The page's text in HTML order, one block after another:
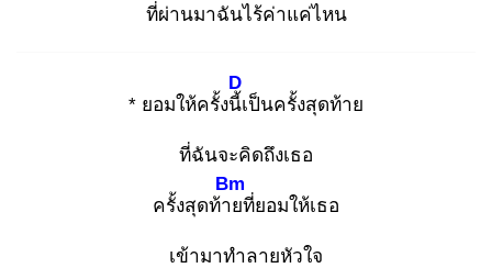
ที่ผ่านมาฉันไร้ค่าแค่ไหน
* ยอมให้ครั้งนี้เ
D
ป็นครั้งสุดท้าย
ที่ฉันจะคิดถึงเธอ
ครั้งสุดท้าย
Bm
ที่ยอมให้เธอ
เข้ามาทำลายหัวใจ